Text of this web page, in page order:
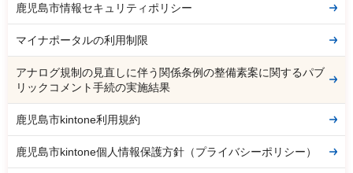
鹿児島市情報セキュリティポリシー
マイナポータルの利用制限
アナログ規制の見直しに伴う関係条例の整備素案に関するパブ
リックコメント手続の実施結果
鹿児島市kintone利用規約
鹿児島市kintone個人情報保護方針（プライバシーポリシー）